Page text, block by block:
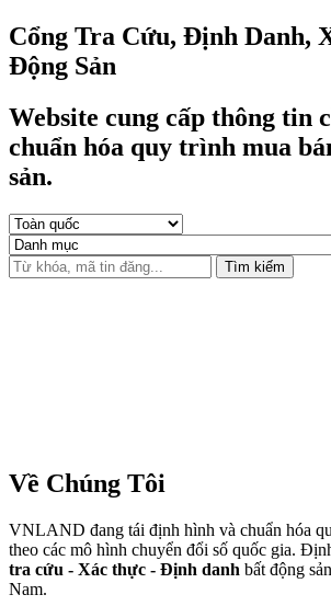
Cổng Tra Cứu, Định Danh,
Động Sản
Website cung cấp thông tin
chuẩn hóa quy trình mua
sản.
Tìm kiếm
Về Chúng Tôi
VNLAND đang tái định hình và chuẩn hóa
theo các mô hình chuyển đổi số quốc gia.
tra cứu - Xác thực - Định danh bất động
Nam.